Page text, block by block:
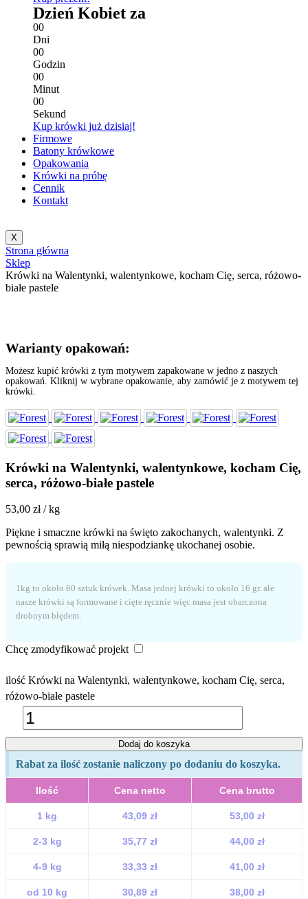
Dzień Kobiet za
00
Dni
00
Godzin
00
Minut
00
Sekund
Kup krówki już dzisiaj!
Firmowe
Batony krówkowe
Opakowania
Krówki na próbę
Cennik
Kontakt
X
Strona główna
Sklep
Krówki na Walentynki, walentynkowe, kocham Cię, serca, różowo-
białe pastele
Warianty opakowań:
Możesz kupić krówki z tym motywem zapakowane w jedno z naszych
opakowań. Kliknij w wybrane opakowanie, aby zamówić je z motywem tej
krówki.
Krówki na Walentynki, walentynkowe, kocham Cię,
serca, różowo-białe pastele
53,00 zł / kg
Piękne i smaczne krówki na święto zakochanych, walentynki. Z
pewnością sprawią miłą niespodziankę ukochanej osobie.
1kg to około 60 sztuk krówek. Masa jednej krówki to około 16 gr. ale
nasze krówki są formowane i cięte ręcznie więc masa jest obarczona
drobnym błędem.
Chcę zmodyfikować projekt
ilość Krówki na Walentynki, walentynkowe, kocham Cię, serca,
różowo-białe pastele
Dodaj do koszyka
Rabat za ilość zostanie naliczony po dodaniu do koszyka.
Ilość Cena netto Cena brutto
1 kg 43,09 zł 53,00 zł
2-3 kg 35,77 zł 44,00 zł
4-9 kg 33,33 zł 41,00 zł
od 10 kg 30,89 zł 38,00 zł